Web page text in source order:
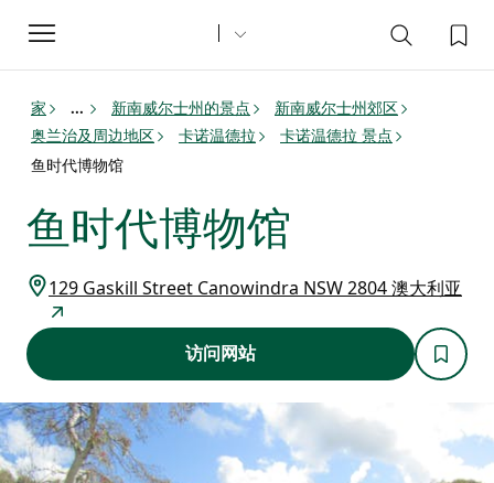
Toggle
navigation
家 ... 新南威尔士州的景点
新南威尔士州郊区
奥兰治及周边地区
卡诺温德拉
卡诺温德拉 景点
鱼时代博物馆
鱼时代博物馆
129 Gaskill Street Canowindra NSW 2804 澳大利亚
访问网站